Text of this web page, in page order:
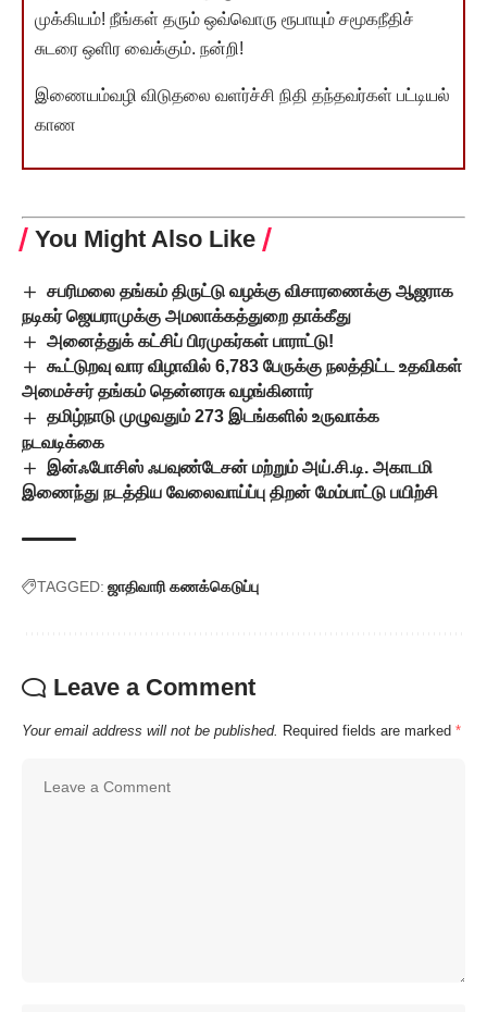
முக்கியம்! நீங்கள் தரும் ஒவ்வொரு ரூபாயும் சமூகநீதிச்
சுடரை ஒளிர வைக்கும். நன்றி!
இணையம்வழி விடுதலை வளர்ச்சி நிதி தந்தவர்கள் பட்டியல்
காண
You Might Also Like
சபரிமலை தங்கம் திருட்டு வழக்கு விசாரணைக்கு ஆஜராக
நடிகர் ஜெயராமுக்கு அமலாக்கத்துறை தாக்கீது
அனைத்துக் கட்சிப் பிரமுகர்கள் பாராட்டு!
கூட்டுறவு வார விழாவில் 6,783 பேருக்கு நலத்திட்ட உதவிகள்
அமைச்சர் தங்கம் தென்னரசு வழங்கினார்
தமிழ்நாடு முழுவதும் 273 இடங்களில் உருவாக்க
நடவடிக்கை
இன்ஃபோசிஸ் ஃபவுண்டேசன் மற்றும் அய்.சி.டி. அகாடமி
இணைந்து நடத்திய வேலைவாய்ப்பு திறன் மேம்பாட்டு பயிற்சி
TAGGED: ஜாதிவாரி கணக்கெடுப்பு
Leave a Comment
Your email address will not be published. Required fields are marked *